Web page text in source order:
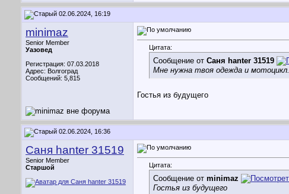
02.06.2024, 16:19
minimaz
Senior Member
Уазовед
Регистрация: 07.03.2018
Адрес: Волгоград
Сообщений: 5,815
Цитата:
Сообщение от Саня hanter 31519
Мне нужна твоя одежда и мотоцикл.
Гостья из будущего
02.06.2024, 16:36
Саня hanter 31519
Senior Member
Старшой
Цитата:
Сообщение от minimaz
Гостья из будущего